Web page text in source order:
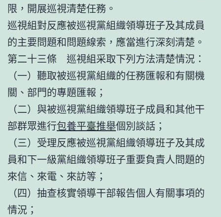
限，開展巡視清楚任務。
巡視組對反應被巡視黨組織領導班子及其成員
的主要問題和問題線索，應當進行深刻清楚。
第二十三條 巡視組采取下列方法清楚情況：
（一）聽取被巡視黨組織的任務匯報和有關機
關、部門的專題匯報；
（二）與被巡視黨組織領導班子成員和其他干
部群眾進行包養平臺推舉個別談話；
（三）受理反應被巡視黨組織領導班子及其成
員和下一級黨組織領導班子重要負責人問題的
來信、來電、來訪等；
（四）抽查核實領導干部報告個人有關事項的
情況；